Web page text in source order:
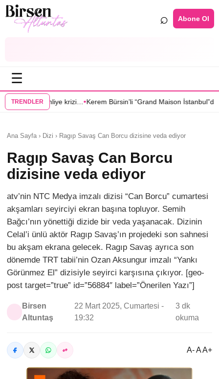
⌕ Abone Ol
☰
TRENDLER
Kerem Bürsin’li “Grand Maison İstanbul”dan Sıla Türkoğlu’na teklif•
Ana Sayfa › Dizi › Ragıp Savaş Can Borcu dizisine veda ediyor
Ragıp Savaş Can Borcu
dizisine veda ediyor
atv’nin NTC Medya imzalı dizisi “Can Borcu” cumartesi
akşamları seyirciyi ekran başına topluyor. Semih
Bağcı’nın yönettiği dizide bir veda yaşanacak. Dizinin
Celal’i ünlü aktör Ragıp Savaş’ın projedeki son sahnesi
bu akşam ekrana gelecek. Ragıp Savaş ayrıca son
dönemde TRT tabii’nin Ozan Aksungur imzalı “Yankı
Görünmez El” dizisiyle seyirci karşısına çıkıyor. [geo-
post target=”true” id=”56884″ label=”Önerilen Yazı”]
Birsen
Altuntaş
22 Mart 2025, Cumartesi -
19:32
3 dk
okuma
A- A A+